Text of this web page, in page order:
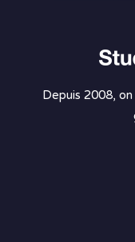
Depuis 2008,